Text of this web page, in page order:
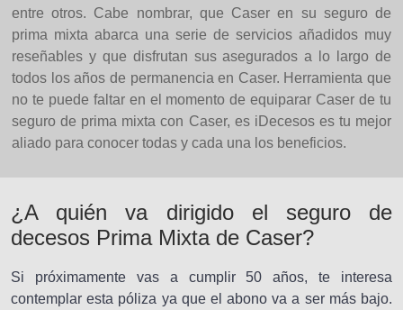
entre otros. Cabe nombrar, que Caser en su seguro de
prima mixta abarca una serie de servicios añadidos muy
reseñables y que disfrutan sus asegurados a lo largo de
todos los años de permanencia en Caser. Herramienta que
no te puede faltar en el momento de equiparar Caser de tu
seguro de prima mixta con Caser, es iDecesos es tu mejor
aliado para conocer todas y cada una los beneficios.
¿A quién va dirigido el seguro de
decesos Prima Mixta de Caser?
Si próximamente vas a cumplir 50 años, te interesa
contemplar esta póliza ya que el abono va a ser más bajo.